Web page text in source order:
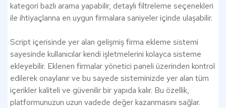
kategori bazlı arama yapabilir, detaylı filtreleme seçenekleri
ile ihtiyaçlarına en uygun firmalara saniyeler içinde ulaşabilir.
Script içerisinde yer alan gelişmiş firma ekleme sistemi
sayesinde kullanıcılar kendi işletmelerini kolayca sisteme
ekleyebilir. Eklenen firmalar yönetici paneli üzerinden kontrol
edilerek onaylanır ve bu sayede sisteminizde yer alan tüm
içerikler kaliteli ve güvenilir bir yapıda kalır. Bu özellik,
platformunuzun uzun vadede değer kazanmasını sağlar.